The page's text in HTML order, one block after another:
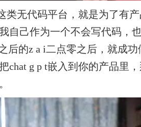
类无代码平台，就是为了有
自己作为一个不会写代码，
后的z a i二点零之后，就成
chat g p t嵌入到你的产品里